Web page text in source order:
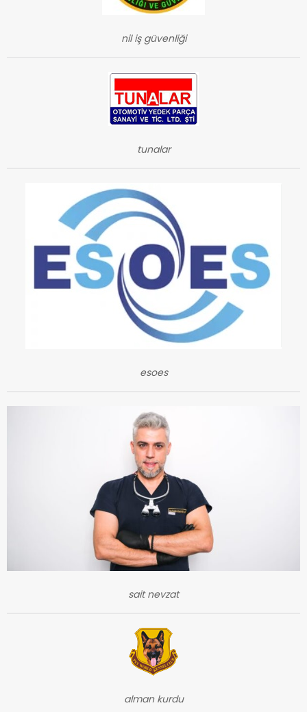
nil iş güvenliği
tunalar
esoes
sait nevzat
alman kurdu